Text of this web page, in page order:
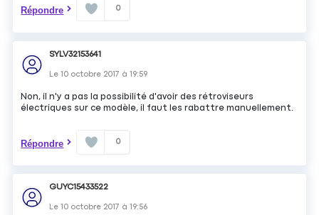
Répondre 0
SYLV32153641
Le10 octobre 2017 à19:59
Non, il n'y a pas la possibilité d'avoir des rétroviseurs
électriques sur ce modèle, il faut les rabattre manuellement.
Répondre 0
GUYC15433522
Le10 octobre 2017 à19:56